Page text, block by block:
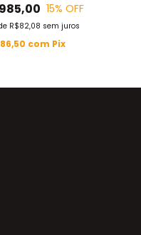
15% OFF
R$82,08 sem juros
com Pix